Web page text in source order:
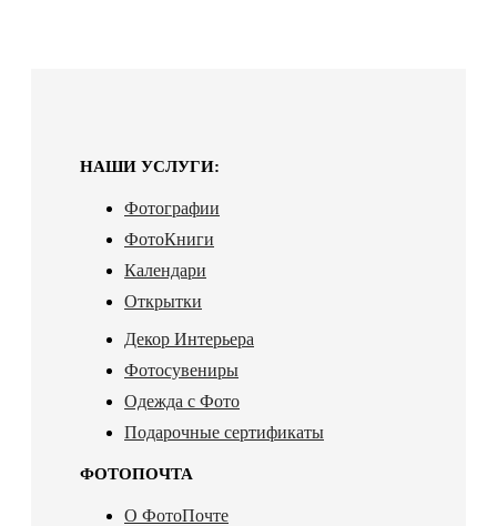
НАШИ УСЛУГИ:
Фотографии
ФотоКниги
Календари
Открытки
Декор Интерьера
Фотосувениры
Одежда с Фото
Подарочные сертификаты
ФОТОПОЧТА
О ФотоПочте